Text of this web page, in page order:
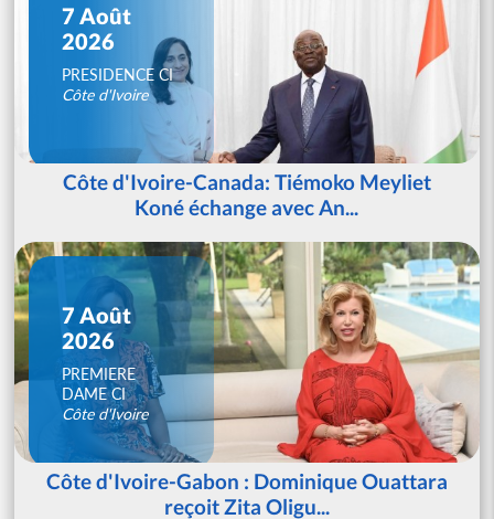
7 Août
2026
PRESIDENCE CI
Côte d'Ivoire
Côte d'Ivoire-Canada: Tiémoko Meyliet
Koné échange avec An...
7 Août
2026
PREMIERE
DAME CI
Côte d'Ivoire
Côte d'Ivoire-Gabon : Dominique Ouattara
reçoit Zita Oligu...